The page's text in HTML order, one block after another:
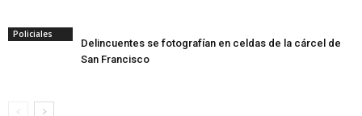
Policiales
Delincuentes se fotografían en celdas de la cárcel de
San Francisco